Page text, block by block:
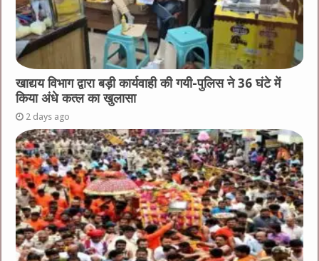
खाद्यय विभाग द्वारा बड़ी कार्यवाही की गयी-पुलिस ने 36 घंटे में
किया अंधे कत्ल का खुलासा
2 days ago